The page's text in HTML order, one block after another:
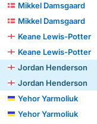
Mikkel Damsgaard
Mikkel Damsgaard
Keane Lewis-Potter
Keane Lewis-Potter
Jordan Henderson
Jordan Henderson
Yehor Yarmoliuk
Yehor Yarmoliuk